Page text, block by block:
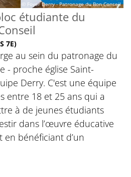
© Foyer Derry - Patronage du Bon Conseil
étudiante du
7E)
au sein du patronage du
- proche église Saint-
Derry. C'est une équipe
entre 18 et 25 ans qui a
à de jeunes étudiants
dans l’œuvre éducative
en bénéficiant d’un